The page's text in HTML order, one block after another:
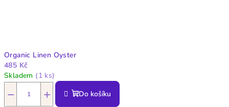
Organic Linen Oyster
485 Kč
Skladem (1 ks)
+
− Do košíku